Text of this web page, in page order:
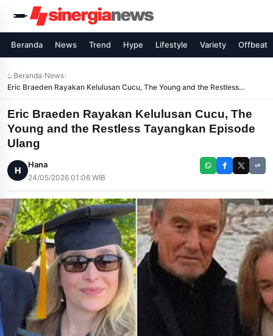
Beranda News Trend Hype Lifestyle Variety Offbeat
⌂ Beranda›News›
Eric Braeden Rayakan Kelulusan Cucu, The Young and the Restless
Tayangkan Episode Ulang
Eric Braeden Rayakan Kelulusan Cucu, The
Young and the Restless Tayangkan Episode
Ulang
H
Hana
24/05/2026 01:06 WIB